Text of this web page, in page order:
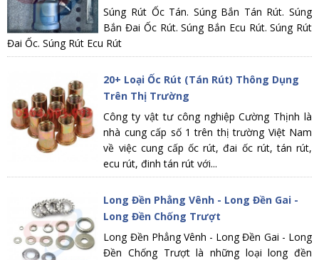
Súng Rút Ốc Tán. Súng Bắn Tán Rút. Súng
Bắn Đai Ốc Rút. Súng Bắn Ecu Rút. Súng Rút
Đai Ốc. Súng Rút Ecu Rút
20+ Loại Ốc Rút (Tán Rút) Thông Dụng
Trên Thị Trường
Công ty vật tư công nghiệp Cường Thịnh là
nhà cung cấp số 1 trên thị trường Việt Nam
về việc cung cấp ốc rút, đai ốc rút, tán rút,
ecu rút, đinh tán rút với...
Long Đền Phẳng Vênh - Long Đền Gai -
Long Đền Chống Trượt
Long Đền Phẳng Vênh - Long Đền Gai - Long
Đền Chống Trượt là những loại long đền